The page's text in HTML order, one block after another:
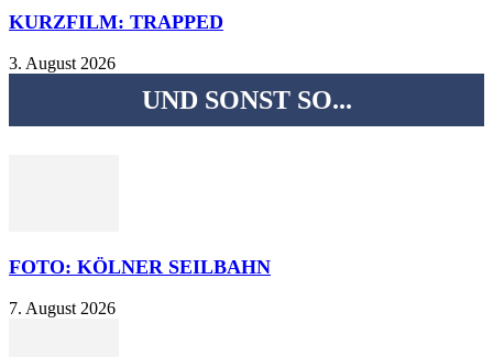
KURZFILM: TRAPPED
3. August 2026
UND SONST SO...
FOTO: KÖLNER SEILBAHN
7. August 2026